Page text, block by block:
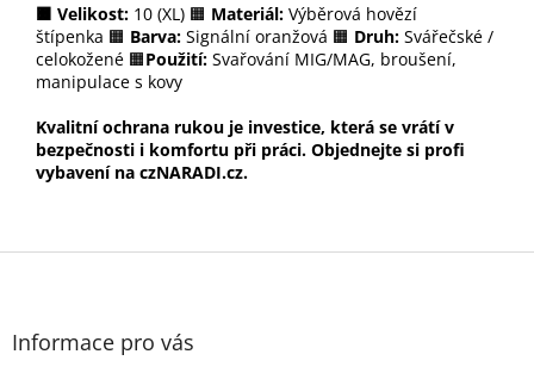
🟧 Velikost: 10 (XL) 🟧 Materiál: Výběrová hovězí
štípenka 🟧 Barva: Signální oranžová 🟧 Druh: Svářečské /
celokožené 🟧Použití: Svařování MIG/MAG, broušení,
manipulace s kovy
Kvalitní ochrana rukou je investice, která se vrátí v
bezpečnosti i komfortu při práci. Objednejte si profi
vybavení na czNARADI.cz.
Z
Informace pro vás